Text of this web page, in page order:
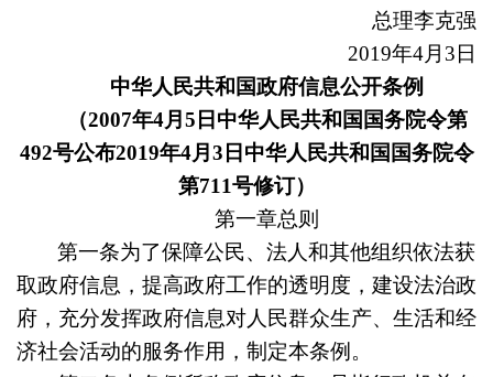
总理李克强
2019年4月3日
中华人民共和国政府信息公开条例
（2007年4月5日中华人民共和国国务院令第
492号公布2019年4月3日中华人民共和国国务院令
第711号修订）
第一章总则
第一条为了保障公民、法人和其他组织依法获
取政府信息，提高政府工作的透明度，建设法治政
府，充分发挥政府信息对人民群众生产、生活和经
济社会活动的服务作用，制定本条例。